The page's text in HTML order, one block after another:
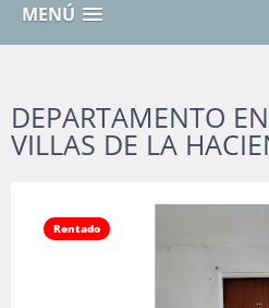
MENÚ
DEPARTAMENTO
VILLAS DE LA
Rentado